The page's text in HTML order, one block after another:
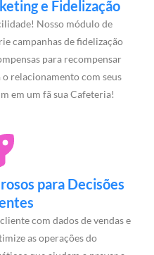
e Fidelização
Nosso módulo de
campanhas de fidelização
para recompensar
relacionamento com seus
em um fã sua Cafeteria!
para Decisões
com dados de vendas e
as operações do